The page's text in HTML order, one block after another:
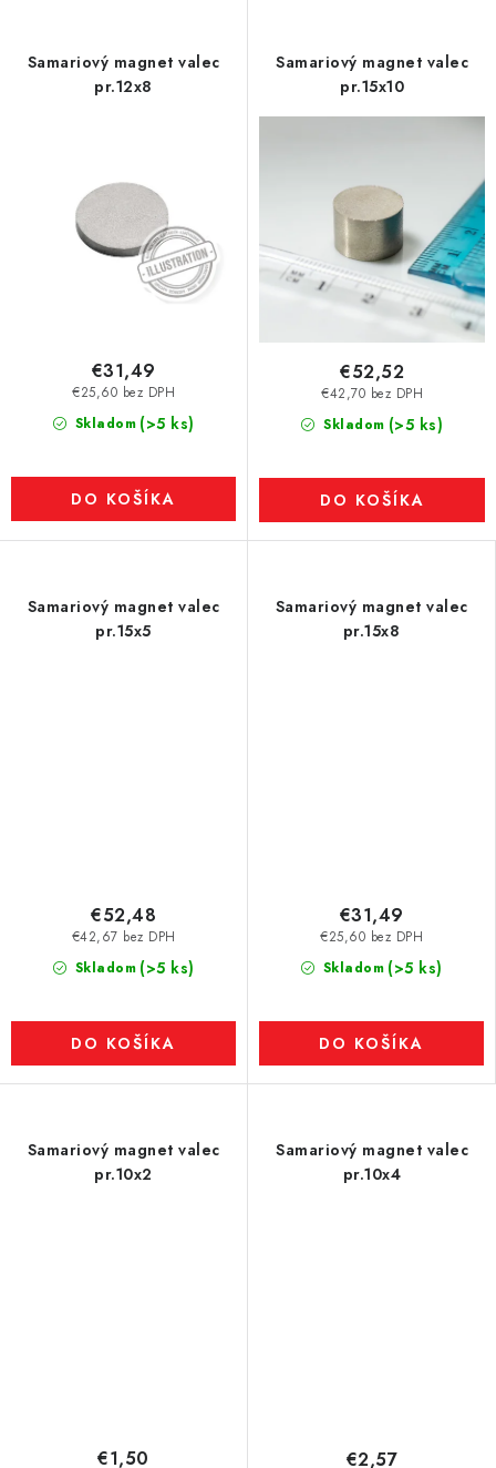
Samariový magnet valec
pr.12x8
Skladom (>5 ks)
€25,60 bez DPH
€31,49
DO KOŠÍKA
Samariový magnet valec
pr.15x10
Skladom (>5 ks)
€42,70 bez DPH
€52,52
DO KOŠÍKA
Samariový magnet valec
pr.15x5
Skladom (>5 ks)
€42,67 bez DPH
€52,48
DO KOŠÍKA
Samariový magnet valec
pr.15x8
Skladom (>5 ks)
€25,60 bez DPH
€31,49
DO KOŠÍKA
Samariový magnet valec
pr.10x2
€1,50
Samariový magnet valec
pr.10x4
€2,57